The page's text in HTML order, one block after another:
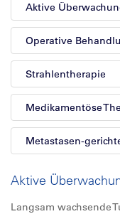
Aktive
Operative
Strahlentherapie
Medikamentöse
Metastasen-
Aktive
Langsam wachsende